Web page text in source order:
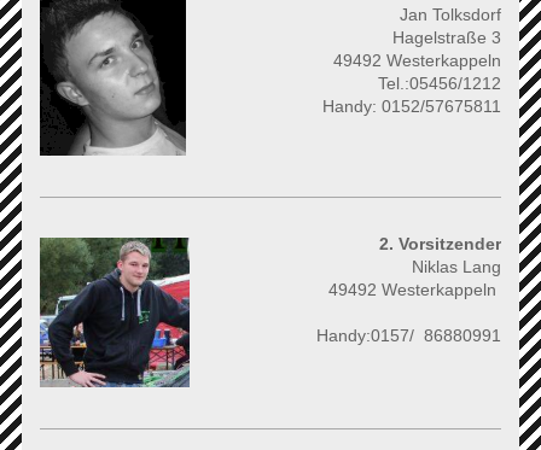
Jan Tolksdorf
Hagelstraße 3
49492 Westerkappeln
Tel.:05456/1212
Handy: 0152/57675811
2. Vorsitzender
Niklas Lang
49492 Westerkappeln
Handy:0157/ 86880991